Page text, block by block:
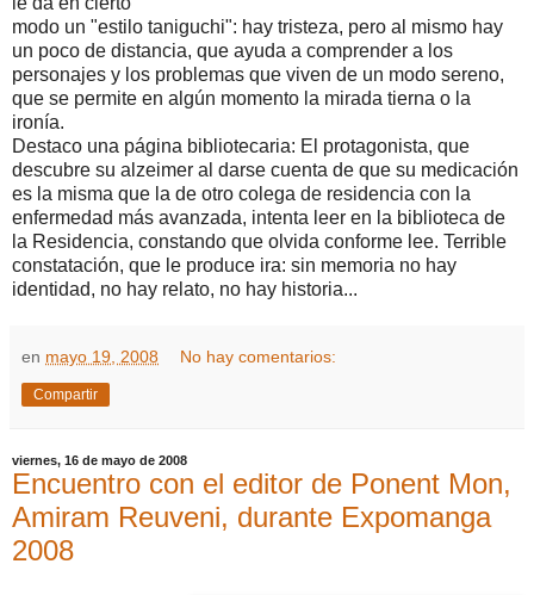
modo un "estilo taniguchi": hay tristeza, pero al mismo hay
un poco de distancia, que ayuda a comprender a los
personajes y los problemas que viven de un modo sereno,
que se permite en algún momento la mirada tierna o la
ironía.
Destaco una página bibliotecaria: El protagonista, que
descubre su alzeimer al darse cuenta de que su medicación
es la misma que la de otro colega de residencia con la
enfermedad más avanzada, intenta leer en la biblioteca de
la Residencia, constando que olvida conforme lee. Terrible
constatación, que le produce ira: sin memoria no hay
identidad, no hay relato, no hay historia...
en mayo 19, 2008 No hay comentarios:
Compartir
viernes, 16 de mayo de 2008
Encuentro con el editor de Ponent Mon,
Amiram Reuveni, durante Expomanga
2008